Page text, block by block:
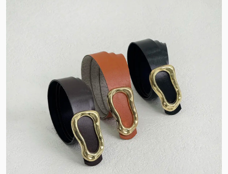
میکرو تنسل
الیزه
کتان صابونی
پوپلین نخ